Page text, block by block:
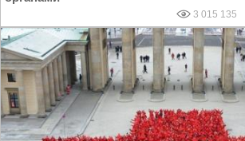
3 015 135